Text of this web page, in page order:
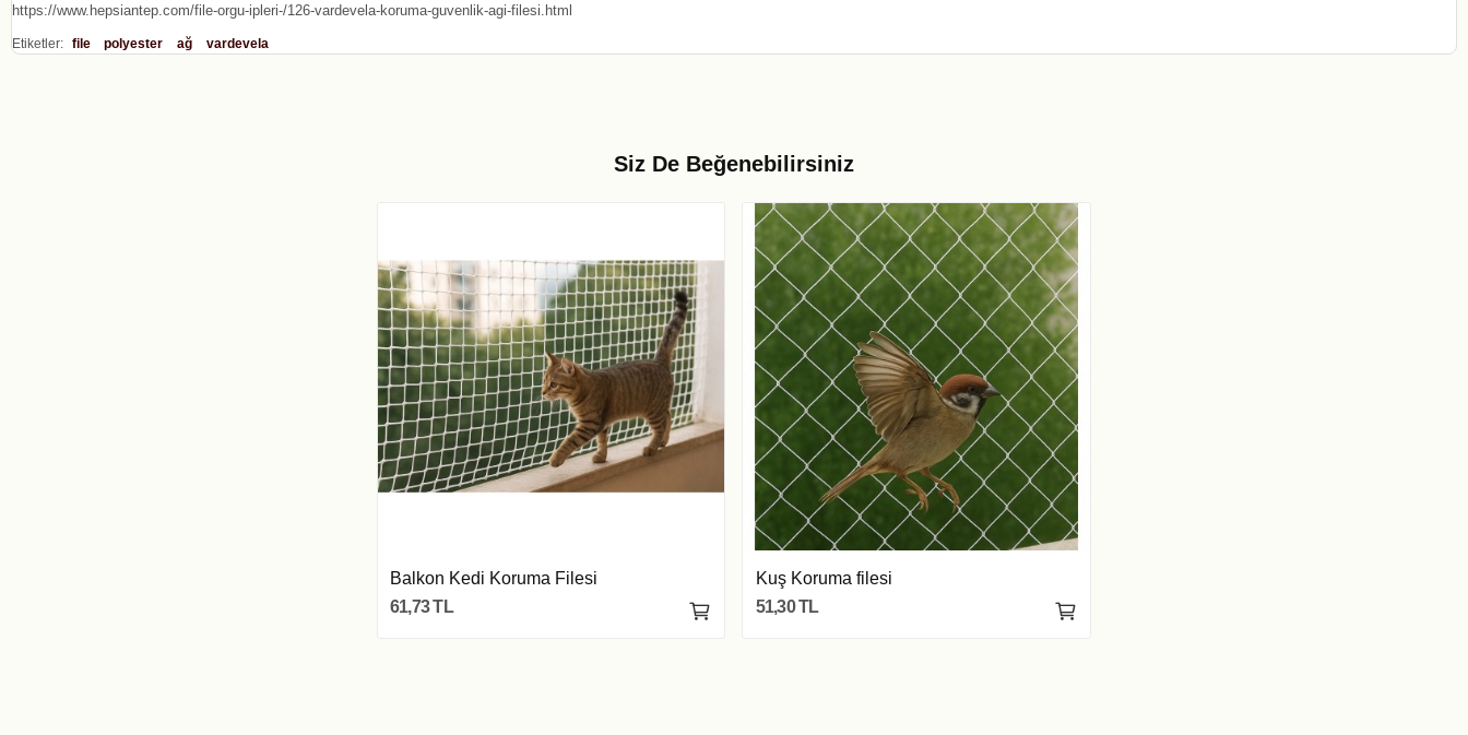
https://www.hepsiantep.com/file-orgu-ipleri-/126-vardevela-koruma-guvenlik-agi-filesi.html
Etiketler: file polyester ağ vardevela
Siz De Beğenebilirsiniz
Balkon Kedi Koruma Filesi
61,73 TL
Kuş Koruma filesi
51,30 TL